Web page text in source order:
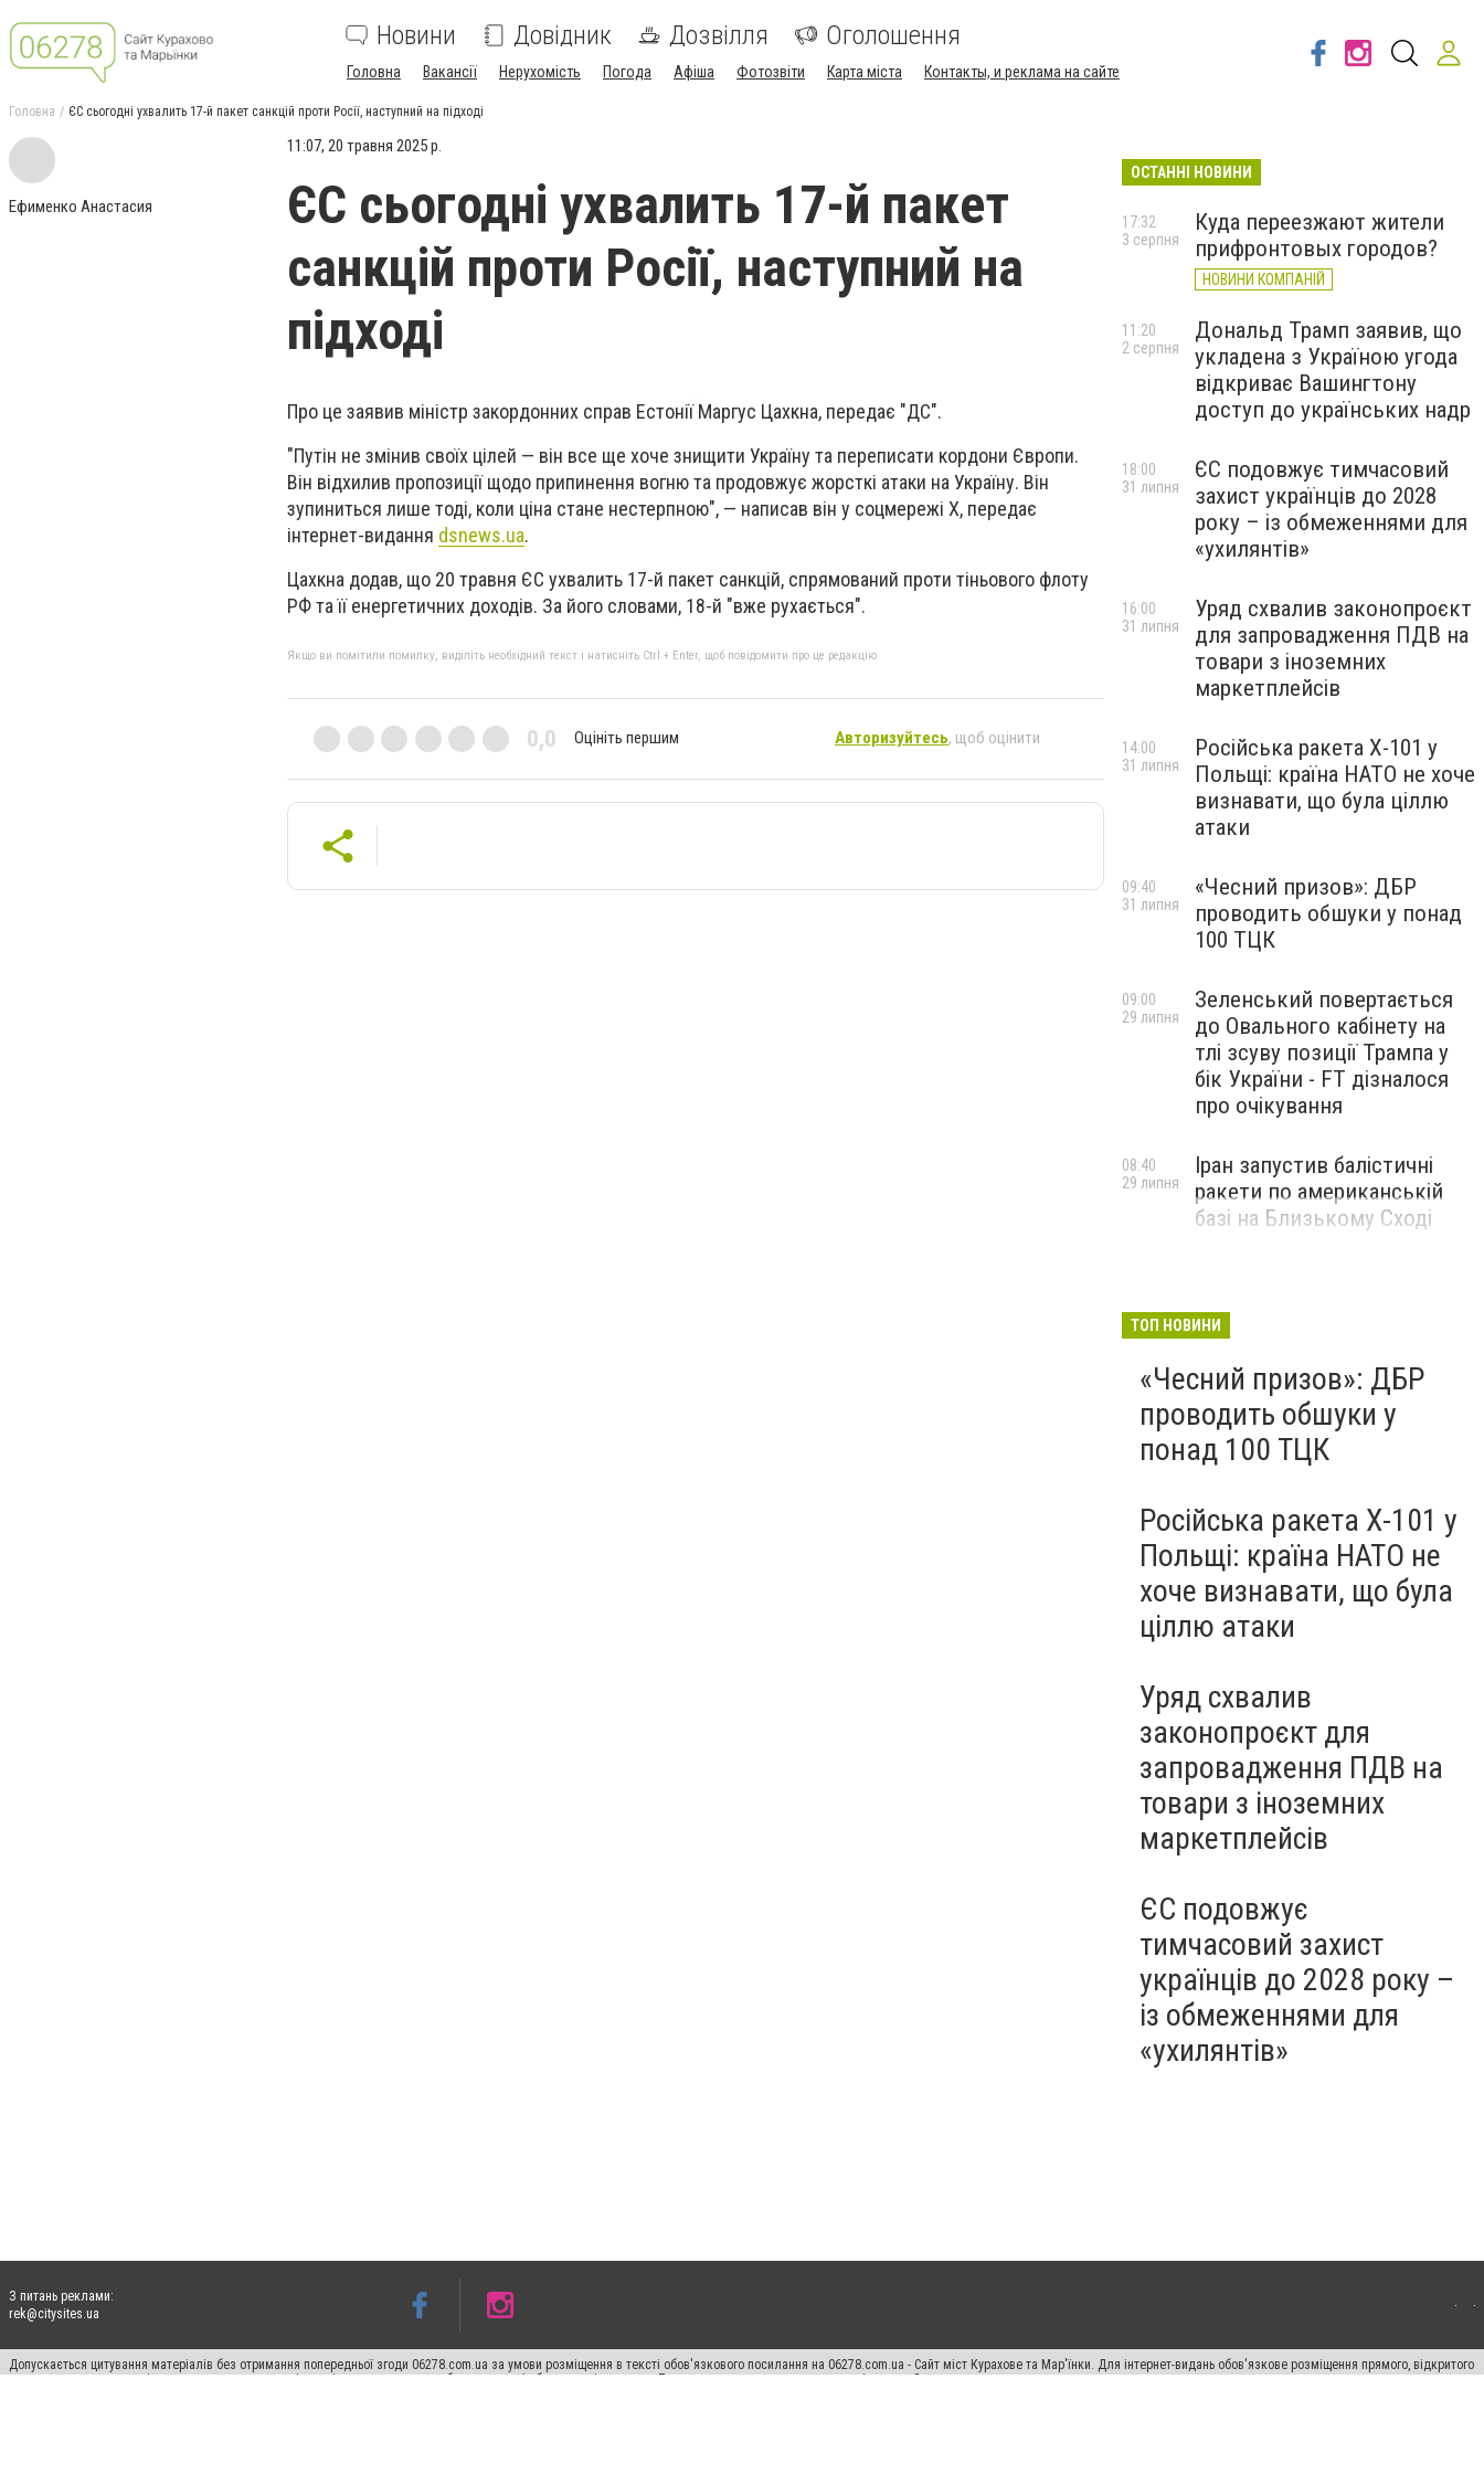
Новини Довідник Дозвілля Оголошення
Головна Вакансії Нерухомість Погода Афіша Фотозвіти Карта міста Контакты, и реклама на сайте
Головна ЄС сьогодні ухвалить 17-й пакет санкцій проти Росії, наступний на підході
Ефименко Анастасия
11:07, 20 травня 2025 р.
ЄС сьогодні ухвалить 17-й пакет
санкцій проти Росії, наступний на
підході
Про це заявив міністр закордонних справ Естонії Маргус Цахкна, передає "ДС".
"Путін не змінив своїх цілей — він все ще хоче знищити Україну та переписати кордони Європи.
Він відхилив пропозиції щодо припинення вогню та продовжує жорсткі атаки на Україну. Він
зупиниться лише тоді, коли ціна стане нестерпною", — написав він у соцмережі Х, передає
інтернет-видання dsnews.ua.
Цахкна додав, що 20 травня ЄС ухвалить 17-й пакет санкцій, спрямований проти тіньового флоту
РФ та її енергетичних доходів. За його словами, 18-й "вже рухається".
Якщо ви помітили помилку, виділіть необхідний текст і натисніть Ctrl + Enter, щоб повідомити про це редакцію
0,0 Оцініть першим Авторизуйтесь, щоб оцінити
ОСТАННІ НОВИНИ
Куда переезжают жители
прифронтовых городов?
НОВИНИ КОМПАНІЙ
17:32
3 серпня
Дональд Трамп заявив, що
укладена з Україною угода
відкриває Вашингтону
доступ до українських надр
11:20
2 серпня
ЄС подовжує тимчасовий
захист українців до 2028
року – із обмеженнями для
«ухилянтів»
18:00
31 липня
Уряд схвалив законопроєкт
для запровадження ПДВ на
товари з іноземних
маркетплейсів
16:00
31 липня
Російська ракета Х-101 у
Польщі: країна НАТО не хоче
визнавати, що була ціллю
атаки
14:00
31 липня
«Чесний призов»: ДБР
проводить обшуки у понад
100 ТЦК
09:40
31 липня
Зеленський повертається
до Овального кабінету на
тлі зсуву позиції Трампа у
бік України - FT дізналося
про очікування
09:00
29 липня
Іран запустив балістичні
ракети по американській
базі на Близькому Сході
08:40
29 липня
ТОП НОВИНИ
«Чесний призов»: ДБР
проводить обшуки у
понад 100 ТЦК
Російська ракета Х-101 у
Польщі: країна НАТО не
хоче визнавати, що була
ціллю атаки
Уряд схвалив
законопроєкт для
запровадження ПДВ на
товари з іноземних
маркетплейсів
ЄС подовжує
тимчасовий захист
українців до 2028 року –
із обмеженнями для
«ухилянтів»
З питань реклами:
rek@citysites.ua
Допускається цитування матеріалів без отримання попередньої згоди 06278.com.ua за умови розміщення в тексті обов'язкового посилання на 06278.com.ua - Сайт міст Курахове та Мар'їнки. Для інтернет-видань обов'язкове розміщення прямого, відкритого
для пошукових систем гіперпосилання на цитовані статті не нижче другого абзацу в тексті або в якості джерела. Порушення виняткових прав переслідується Законом.